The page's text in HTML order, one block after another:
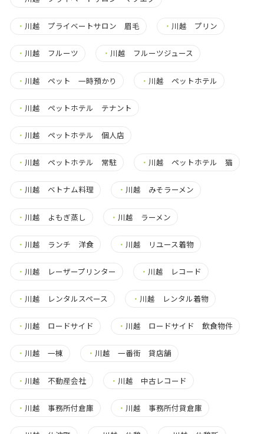
・ 川越 プライベートサロン 眉毛 ・ 川越 プリン
・ 川越 フルーツ ・ 川越 フルーツジュース
・ 川越 ペット 一時預かり ・ 川越 ペットホテル
・ 川越 ペットホテル テナント
・ 川越 ペットホテル 個人店
・ 川越 ペットホテル 常駐 ・ 川越 ペットホテル 猫
・ 川越 ベトナム料理 ・ 川越 みそラーメン
・ 川越 よもぎ蒸し ・ 川越 ラーメン
・ 川越 ランチ 洋食 ・ 川越 リユース着物
・ 川越 レーザープリンター ・ 川越 レコード
・ 川越 レンタルスペース ・ 川越 レンタル着物
・ 川越 ロードサイド ・ 川越 ロードサイド 飲食物件
・ 川越 一棟 ・ 川越 一番街 貸店舗
・ 川越 不動産会社 ・ 川越 中古レコード
・ 川越 事務所付倉庫 ・ 川越 事務所付貸倉庫